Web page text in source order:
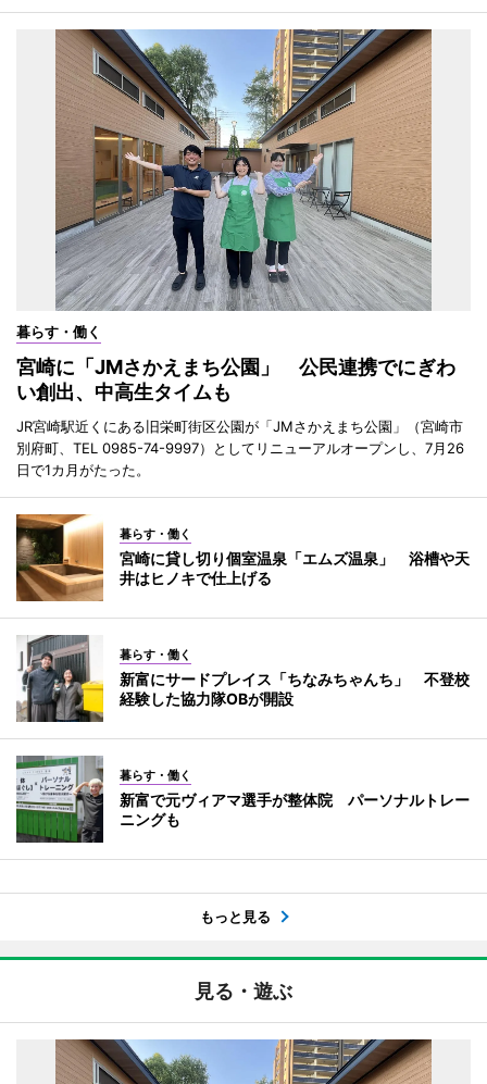
暮らす・働く
宮崎に「JMさかえまち公園」 公民連携でにぎわ
い創出、中高生タイムも
JR宮崎駅近くにある旧栄町街区公園が「JMさかえまち公園」（宮崎市
別府町、TEL 0985-74-9997）としてリニューアルオープンし、7月26
日で1カ月がたった。
暮らす・働く
宮崎に貸し切り個室温泉「エムズ温泉」 浴槽や天
井はヒノキで仕上げる
暮らす・働く
新富にサードプレイス「ちなみちゃんち」 不登校
経験した協力隊OBが開設
暮らす・働く
新富で元ヴィアマ選手が整体院 パーソナルトレー
ニングも
もっと見る
見る・遊ぶ